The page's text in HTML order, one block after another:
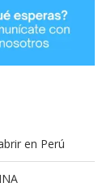
en Perú